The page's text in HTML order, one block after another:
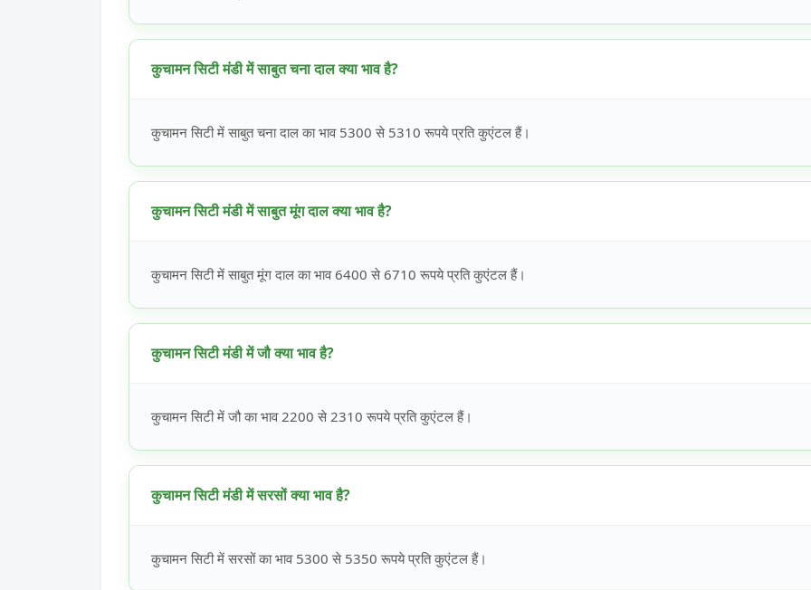
कुचामन सिटी मंडी में साबुत चना दाल क्या भाव है?
कुचामन सिटी में साबुत चना दाल का भाव 5300 से 5310 रूपये प्रति कुएंटल हैं।
कुचामन सिटी मंडी में साबुत मूंग दाल क्या भाव है?
कुचामन सिटी में साबुत मूंग दाल का भाव 6400 से 6710 रूपये प्रति कुएंटल हैं।
कुचामन सिटी मंडी में जौ क्या भाव है?
कुचामन सिटी में जौ का भाव 2200 से 2310 रूपये प्रति कुएंटल हैं।
कुचामन सिटी मंडी में सरसों क्या भाव है?
कुचामन सिटी में सरसों का भाव 5300 से 5350 रूपये प्रति कुएंटल हैं।